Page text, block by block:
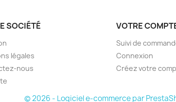
SOCIÉTÉ
légales
nous
VOTRE
Suivi de
Connexion
Créez votre
© 2026 - Logiciel e-commerce par